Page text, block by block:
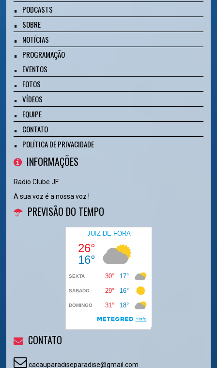
PODCASTS
SOBRE
NOTÍCIAS
PROGRAMAÇÃO
EVENTOS
FOTOS
VÍDEOS
EQUIPE
CONTATO
POLÍTICA DE PRIVACIDADE
INFORMAÇÕES
Radio Clube JF
A sua voz é a nossa voz !
PREVISÃO DO TEMPO
CONTATO
cacauparadiseparadise@gmail.com